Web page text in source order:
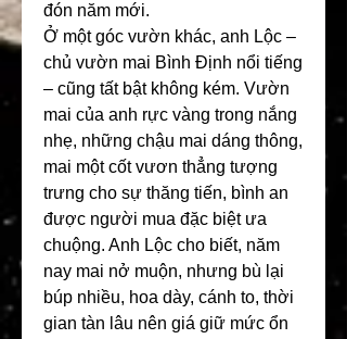
đón năm mới.
Ở một góc vườn khác, anh Lộc –
chủ vườn mai Bình Định nổi tiếng
– cũng tất bật không kém. Vườn
mai của anh rực vàng trong nắng
nhẹ, những chậu mai dáng thông,
mai một cốt vươn thẳng tượng
trưng cho sự thăng tiến, bình an
được người mua đặc biệt ưa
chuộng. Anh Lộc cho biết, năm
nay mai nở muộn, nhưng bù lại
búp nhiều, hoa dày, cánh to, thời
gian tàn lâu nên giá giữ mức ổn